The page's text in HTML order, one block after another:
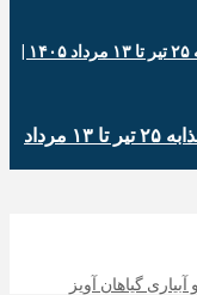
اطلاع‌نگاشت| تردد مسافر از پایانه‌ مرزی چذابه ۲۵ تیر تا ۱۳ مرداد
گیاهان آویز